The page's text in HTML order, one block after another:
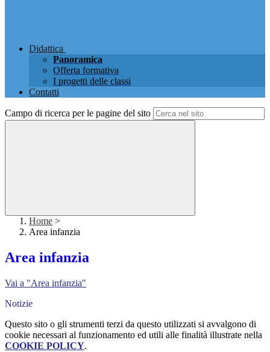
Didattica
Panoramica
Offerta formativa
I progetti delle classi
Contatti
Campo di ricerca per le pagine del sito
Home >
Area infanzia
Area infanzia
Vai a "Area infanzia"
Notizie
Questo sito o gli strumenti terzi da questo utilizzati si avvalgono di
cookie necessari al funzionamento ed utili alle finalità illustrate nella
COOKIE POLICY.